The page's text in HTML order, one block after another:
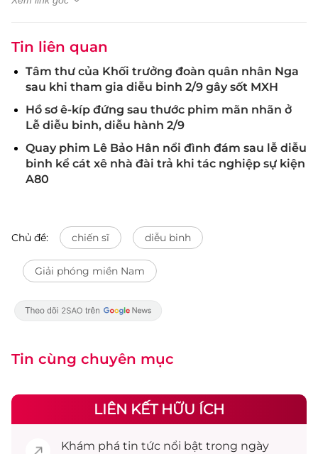
Tin liên quan
Tâm thư của Khối trưởng đoàn quân nhân Nga
sau khi tham gia diễu binh 2/9 gây sốt MXH
Hồ sơ ê-kíp đứng sau thước phim mãn nhãn ở
Lễ diễu binh, diễu hành 2/9
Quay phim Lê Bảo Hân nổi đình đám sau lễ diễu
binh kể cát xê nhà đài trả khi tác nghiệp sự kiện
A80
Chủ đề: chiến sĩ diễu binh
Giải phóng miền Nam
Tin cùng chuyên mục
LIÊN KẾT HỮU ÍCH
Khám phá tin tức nổi bật trong ngày